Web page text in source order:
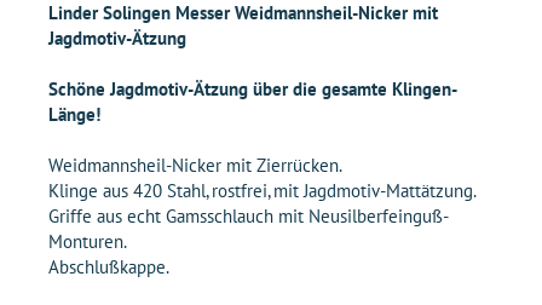
Linder Solingen Messer Weidmannsheil-Nicker mit
Jagdmotiv-Ätzung
Schöne Jagdmotiv-Ätzung über die gesamte Klingen-
Länge!
Weidmannsheil-Nicker mit Zierrücken.
Klinge aus 420 Stahl, rostfrei, mit Jagdmotiv-Mattätzung.
Griffe aus echt Gamsschlauch mit Neusilberfeinguß-
Monturen.
Abschlußkappe.